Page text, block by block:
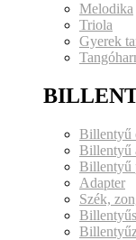
Melodika
Triola
Gyerek
Billentyű
Billentyű
Billentyű
Adapter
Szék,